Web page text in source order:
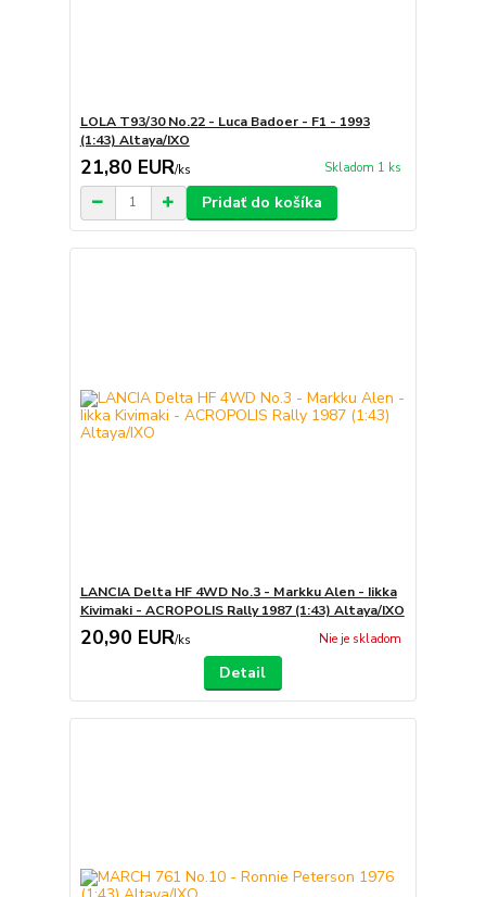
LOLA T93/30 No.22 - Luca Badoer - F1 - 1993
(1:43) Altaya/IXO
21,80 EUR/ks Skladom 1 ks
Pridať do košíka
LANCIA Delta HF 4WD No.3 - Markku Alen - Iikka
Kivimaki - ACROPOLIS Rally 1987 (1:43) Altaya/IXO
20,90 EUR/ks Nie je skladom
Detail